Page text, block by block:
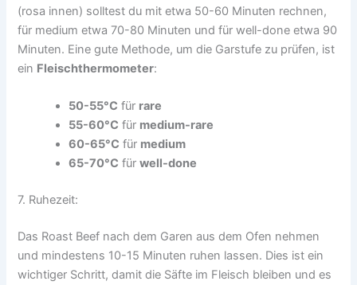
(rosa innen) solltest du mit etwa 50-60 Minuten rechnen,
für medium etwa 70-80 Minuten und für well-done etwa 90
Minuten. Eine gute Methode, um die Garstufe zu prüfen, ist
ein Fleischthermometer:
50-55°C für rare
55-60°C für medium-rare
60-65°C für medium
65-70°C fürwell-done
7. Ruhezeit:
Das Roast Beef nach dem Garen aus dem Ofen nehmen
und mindestens 10-15 Minuten ruhen lassen. Dies ist ein
wichtiger Schritt, damit die Säfte im Fleisch bleiben und es